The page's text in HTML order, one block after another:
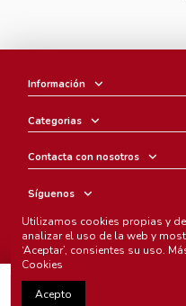
Información
Categorias
Contacta con nosotros
Síguenos
Boletín
Chunichi Comics
Utilizamos cookies propias y
analizar el uso de la web y
‘Aceptar’, consientes su uso.
Cookies
Acepto